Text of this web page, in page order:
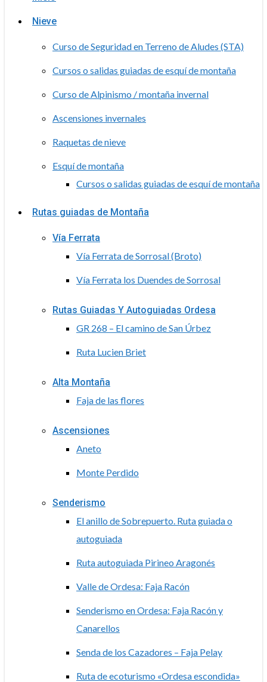
Nieve
Curso de Seguridad en Terreno de Aludes (STA)
Cursos o salidas guiadas de esquí de montaña
Curso de Alpinismo / montaña invernal
Ascensiones invernales
Raquetas de nieve
Esquí de montaña
Cursos o salidas guiadas de esquí de montaña
Rutas guiadas de Montaña
Vía Ferrata
Vía Ferrata de Sorrosal (Broto)
Vía Ferrata los Duendes de Sorrosal
Rutas Guiadas Y Autoguiadas Ordesa
GR 268 – El camino de San Úrbez
Ruta Lucien Briet
Alta Montaña
Faja de las flores
Ascensiones
Aneto
Monte Perdido
Senderismo
El anillo de Sobrepuerto. Ruta guiada o
autoguiada
Ruta autoguiada Pirineo Aragonés
Valle de Ordesa: Faja Racón
Senderismo en Ordesa: Faja Racón y
Canarellos
Senda de los Cazadores – Faja Pelay
Ruta de ecoturismo «Ordesa escondida»